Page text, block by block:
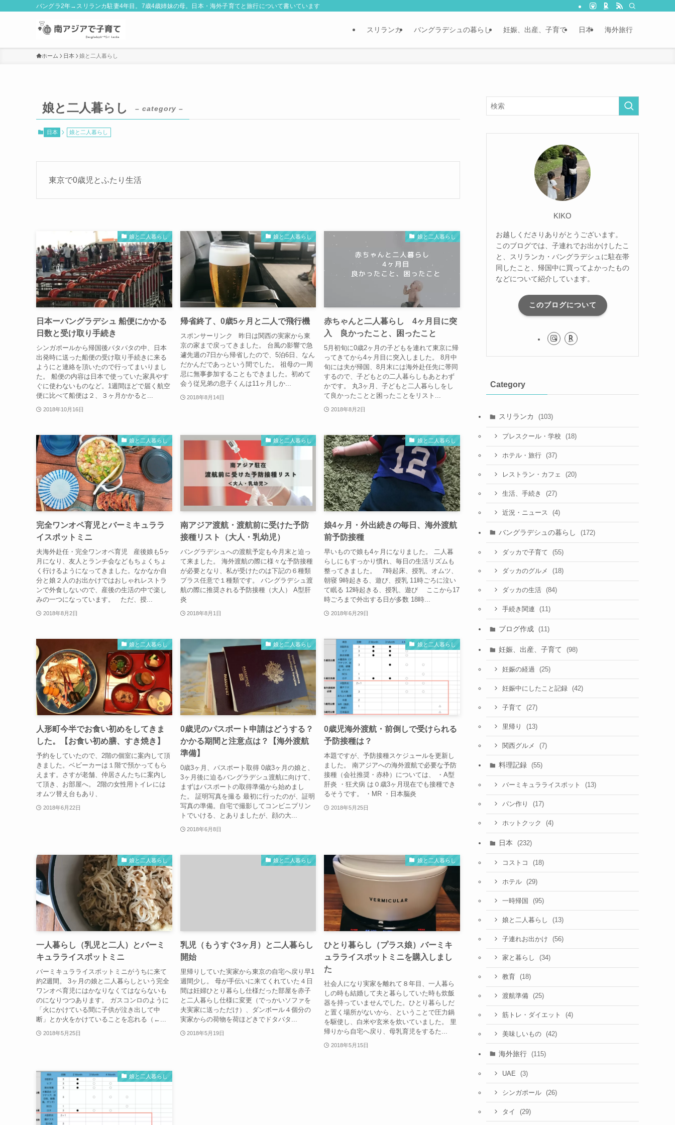
バングラ2年→スリランカ駐妻4年目。7歳4歳姉妹の母。日本・海外子育てと旅行について書いています
スリランカ バングラデシュの暮らし 妊娠、出産、子育て 日本 海外旅行
ホーム 日本 娘と二人暮らし
娘と二人暮らし – category –
日本 娘と二人暮らし
東京で0歳児とふたり生活
娘と二人暮らし
日本ーバングラデシュ 船便にかかる
日数と受け取り手続き
シンガポールから帰国後バタバタの中、日本
出発時に送った船便の受け取り手続きに来る
ようにと連絡を頂いたので行ってまいりまし
た。 船便の内容は日本で使っていた家具やす
ぐに使わないものなど。1週間ほどで届く航空
便に比べて船便は２、３ヶ月かかると...
2018年10月16日
娘と二人暮らし
帰省終了、0歳5ヶ月と二人で飛行機
スポンサーリンク 昨日は関西の実家から東
京の家まで戻ってきました。 台風の影響で急
遽先週の7日から帰省したので、5泊6日、なん
だかんだであっという間でした。 祖母の一周
忌に無事参加することもできました。初めて
会う従兄弟の息子くんは11ヶ月しか...
2018年8月14日
娘と二人暮らし
赤ちゃんと二人暮らし 4ヶ月目に突
入 良かったこと、困ったこと
5月初旬に0歳2ヶ月の子どもを連れて東京に帰
ってきてから4ヶ月目に突入しました。 8月中
旬には夫が帰国、8月末には海外赴任先に帯同
するので、子どもとの二人暮らしもあとわず
かです。 丸3ヶ月、子どもと二人暮らしをし
て良かったことと困ったことをリスト...
2018年8月2日
娘と二人暮らし
完全ワンオペ育児とバーミキュララ
イスポットミニ
夫海外赴任・完全ワンオペ育児 産後娘も5ヶ
月になり、友人とランチ会などもちょくちょ
く行けるようになってきました。なかなか自
分と娘２人のお出かけではおしゃれレストラ
ンで外食しないので、産後の生活の中で楽し
みの一つになっています。 ただ、授...
2018年8月2日
娘と二人暮らし
南アジア渡航・渡航前に受けた予防
接種リスト（大人・乳幼児）
バングラデシュへの渡航予定も今月末と迫っ
て来ました。 海外渡航の際に様々な予防接種
が必要となり、私が受けたのは下記の６種類
プラス任意で１種類です。 バングラデシュ渡
航の際に推奨される予防接種（大人） A型肝
炎
2018年8月1日
娘と二人暮らし
娘4ヶ月・外出続きの毎日、海外渡航
前予防接種
早いもので娘も4ヶ月になりました。 二人暮
らしにもすっかり慣れ、毎日の生活リズムも
整ってきました。 7時起床、授乳、オムツ、
朝寝 9時起きる、遊び、授乳 11時ごろに泣い
て眠る 12時起きる、授乳、遊び ここから17
時ごろまで外出する日が多数 18時...
2018年6月29日
娘と二人暮らし
人形町今半でお食い初めをしてきま
した。【お食い初め膳、すき焼き】
予約をしていたので、2階の個室に案内して頂
きました。ベビーカーは１階で預かってもら
えます。さすが老舗、仲居さんたちに案内し
て頂き、お部屋へ。 2階の女性用トイレには
オムツ替え台もあり、
2018年6月22日
娘と二人暮らし
0歳児のパスポート申請はどうする？
かかる期間と注意点は？【海外渡航
準備】
0歳3ヶ月、パスポート取得 0歳3ヶ月の娘と、
3ヶ月後に迫るバングラデシュ渡航に向けて、
まずはパスポートの取得準備から始めまし
た。 証明写真を撮る 最初に行ったのが、証明
写真の準備。自宅で撮影してコンビニプリン
トでいける、とありましたが、顔の大...
2018年6月8日
娘と二人暮らし
0歳児海外渡航・前倒しで受けられる
予防接種は？
本題ですが、予防接種スケジュールを更新し
ました。 南アジアへの海外渡航で必要な予防
接種（会社推奨・赤枠）については、 ・A型
肝炎 ・狂犬病 は０歳3ヶ月現在でも接種でき
るそうです。 ・MR ・日本脳炎
2018年5月25日
娘と二人暮らし
一人暮らし（乳児と二人）とバーミ
キュラライスポットミニ
バーミキュラライスポットミニがうちに来て
約2週間。 3ヶ月の娘と二人暮らしという完全
ワンオペ育児にはかなりなくてはならないも
のになりつつあります。 ガスコンロのように
「火にかけている間に子供が泣き出して中
断」とか火をかけていることを忘れる（←...
2018年5月25日
娘と二人暮らし
乳児（もうすぐ3ヶ月）と二人暮らし
開始
里帰りしていた実家から東京の自宅へ戻り早1
週間少し。 母が手伝いに来てくれていた４日
間は妊婦ひとり暮らし仕様だった部屋を赤子
と二人暮らし仕様に変更（でっかいソファを
夫実家に送っただけ）、ダンボール４個分の
実家からの荷物を荷ほどきでドタバタ...
2018年5月19日
娘と二人暮らし
ひとり暮らし（プラス娘）バーミキ
ュラライスポットミニを購入しまし
た
社会人になり実家を離れて８年目、一人暮ら
しの時も結婚して夫と暮らしていた時も炊飯
器を持っていませんでした。ひとり暮らしだ
と置く場所がないから、ということで圧力鍋
を駆使し、白米や玄米を炊いていました。 里
帰りから自宅へ戻り、母乳育児をするた...
2018年5月15日
娘と二人暮らし
KIKO
お越しくださりありがとうございます。
このブログでは、子連れでお出かけしたこ
と、スリランカ・バングラデシュに駐在帯
同したこと、帰国中に買ってよかったもの
などについて紹介しています。
このブログについて
Category
スリランカ (103)
プレスクール・学校 (18)
ホテル・旅行 (37)
レストラン・カフェ (20)
生活、手続き (27)
近況・ニュース (4)
バングラデシュの暮らし (172)
ダッカで子育て (55)
ダッカのグルメ (18)
ダッカの生活 (84)
手続き関連 (11)
ブログ作成 (11)
妊娠、出産、子育て (98)
妊娠の経過 (25)
妊娠中にしたこと記録 (42)
子育て (27)
里帰り (13)
関西グルメ (7)
料理記録 (55)
バーミキュラライスポット (13)
パン作り (17)
ホットクック (4)
日本 (232)
コストコ (18)
ホテル (29)
一時帰国 (95)
娘と二人暮らし (13)
子連れお出かけ (56)
家と暮らし (34)
教育 (18)
渡航準備 (25)
筋トレ・ダイエット (4)
美味しいもの (42)
海外旅行 (115)
UAE (3)
シンガポール (26)
タイ (29)